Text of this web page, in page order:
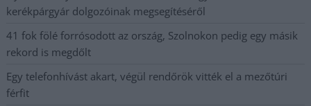
kerékpárgyár dolgozóinak megsegítéséről
41 fok fölé forrósodott az ország, Szolnokon pedig egy másik
rekord is megdőlt
Egy telefonhívást akart, végül rendőrök vitték el a mezőtúri
férfit